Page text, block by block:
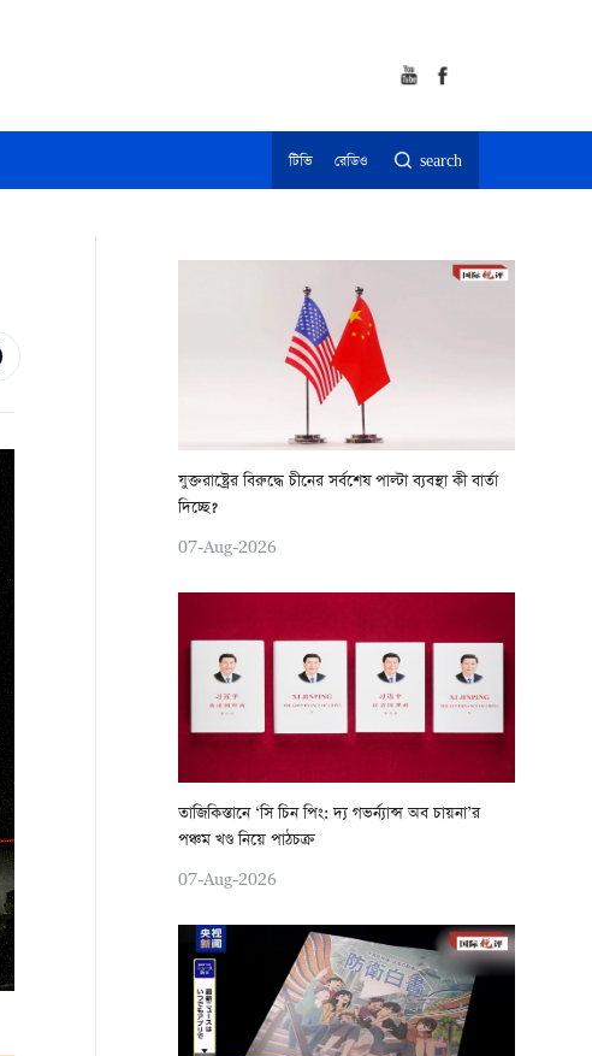
টিভি রেডিও search
যুক্তরাষ্ট্রের বিরুদ্ধে চীনের সর্বশেষ পাল্টা ব্যবস্থা কী বার্তা
দিচ্ছে?
07-Aug-2026
তাজিকিস্তানে ‘সি চিন পিং: দ্য গভর্ন্যান্স অব চায়না’র
পঞ্চম খণ্ড নিয়ে পাঠচক্র
07-Aug-2026